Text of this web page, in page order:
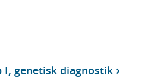
I, genetisk diagnostik